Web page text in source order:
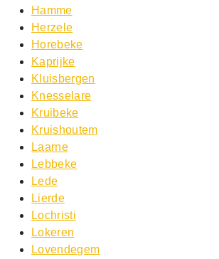
Hamme
Herzele
Horebeke
Kaprijke
Kluisbergen
Knesselare
Kruibeke
Kruishoutem
Laarne
Lebbeke
Lede
Lierde
Lochristi
Lokeren
Lovendegem